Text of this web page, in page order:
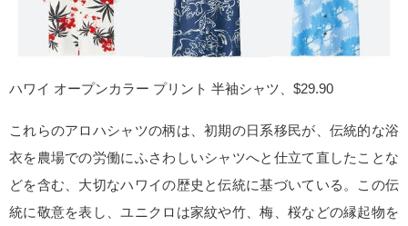
ハワイ オープンカラー プリント 半袖シャツ、$29.90
これらのアロハシャツの柄は、初期の日系移民が、伝統的な浴
衣を農場での労働にふさわしいシャツへと仕立て直したことな
どを含む、大切なハワイの歴史と伝統に基づいている。この伝
統に敬意を表し、ユニクロは家紋や竹、梅、桜などの縁起物を